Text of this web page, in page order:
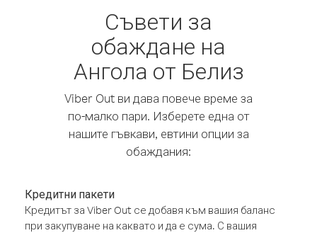
Съвети за
обаждане на
Ангола от Белиз
Viber Out ви дава повече време за
по-малко пари. Изберете една от
нашите гъвкави, евтини опции за
обаждания:
Кредитни пакети
Кредитът за Viber Out се добавя към вашия баланс
при закупуване на каквато и да е сума. С вашия